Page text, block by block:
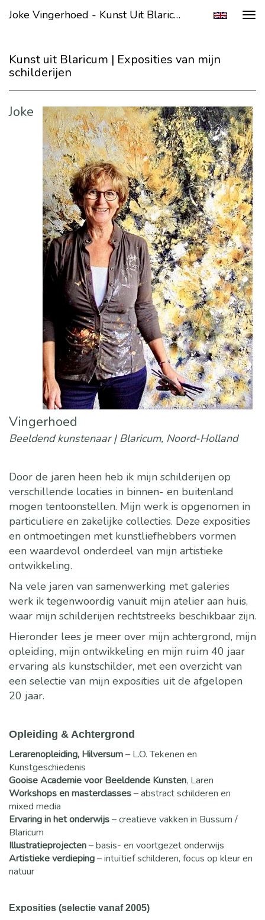
Joke Vingerhoed - Kunst Uit Blaricum | Exposities Van Mijn Schilderijen
Kunst uit Blaricum | Exposities van mijn
schilderijen
Joke
Vingerhoed
Beeldend kunstenaar | Blaricum, Noord-Holland
Door de jaren heen heb ik mijn schilderijen op
verschillende locaties in binnen- en buitenland
mogen tentoonstellen. Mijn werk is opgenomen in
particuliere en zakelijke collecties. Deze exposities
en ontmoetingen met kunstliefhebbers vormen
een waardevol onderdeel van mijn artistieke
ontwikkeling.
Na vele jaren van samenwerking met galeries
werk ik tegenwoordig vanuit mijn atelier aan huis,
waar mijn schilderijen rechtstreeks beschikbaar zijn.
Hieronder lees je meer over mijn achtergrond, mijn
opleiding, mijn ontwikkeling en mijn ruim 40 jaar
ervaring als kunstschilder, met een overzicht van
een selectie van mijn exposities uit de afgelopen
20 jaar.
Opleiding & Achtergrond
Lerarenopleiding, Hilversum– L.O. Tekenen en
Kunstgeschiedenis
Gooise Academie voor Beeldende Kunsten, Laren
Workshops en masterclasses– abstract schilderen en
mixed media
Ervaring in het onderwijs– creatieve vakken in Bussum /
Blaricum
Illustratieprojecten– basis- en voortgezet onderwijs
Artistieke verdieping– intuïtief schilderen, focus op kleur en
natuur
Exposities (selectie vanaf 2005)